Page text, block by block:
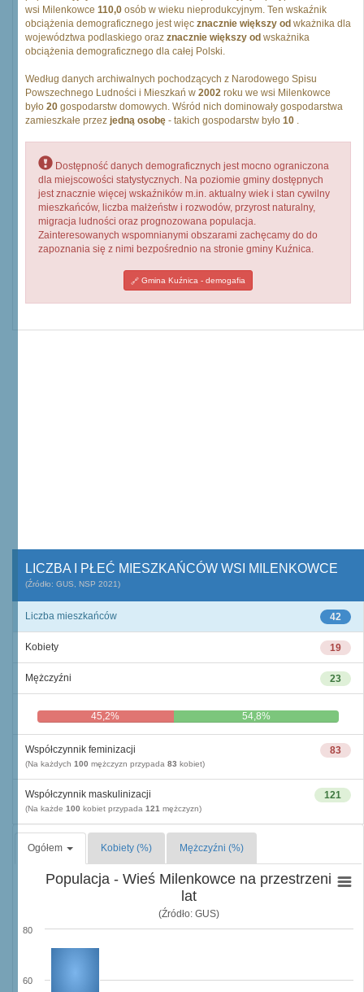
wsi Milenkowce 110,0 osób w wieku nieprodukcyjnym. Ten wskaźnik
obciążenia demograficznego jest więc znacznie większy od wkażnika dla
województwa podlaskiego oraz znacznie większy od wskażnika
obciążenia demograficznego dla całej Polski.
Według danych archiwalnych pochodzących z Narodowego Spisu
Powszechnego Ludności i Mieszkań w 2002 roku we wsi Milenkowce
było 20 gospodarstw domowych. Wśród nich dominowały gospodarstwa
zamieszkałe przez jedną osobę - takich gospodarstw było 10 .
Dostępność danych demograficznych jest mocno ograniczona
dla miejscowości statystycznych. Na poziomie gminy dostępnych
jest znacznie więcej wskaźników m.in. aktualny wiek i stan cywilny
mieszkańców, liczba małżeństw i rozwodów, przyrost naturalny,
migracja ludności oraz prognozowana populacja.
Zainteresowanych wspomnianymi obszarami zachęcamy do do
zapoznania się z nimi bezpośrednio na stronie gminy Kuźnica.
Gmina Kuźnica - demogafia
LICZBA I PŁEĆ MIESZKAŃCÓW WSI MILENKOWCE
(Źródło: GUS, NSP 2021)
42
Liczba mieszkańców
19
Kobiety
23
Mężczyźni
45,2% 54,8%
83
Współczynnik feminizacji
(Na każdych 100 mężczyzn przypada 83 kobiet)
121
Współczynnik maskulinizacji
(Na każde 100 kobiet przypada 121 mężczyzn)
Ogółem Kobiety (%) Mężczyźni (%)
Populacja - Wieś Milenkowce na przestrzeni
lat
(Źródło: GUS)
60
80